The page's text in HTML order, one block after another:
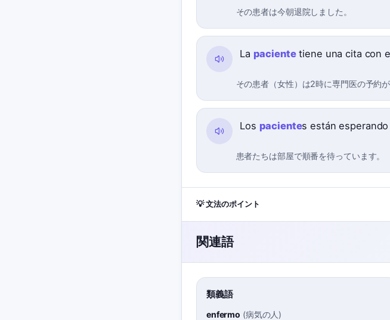
その患者は今朝退院しました。
La pacientetiene una cita con
その患者（女性）は2時に専門医の予約が
Los pacientes están
患者たちは部屋で順番を待っています。
💡 文法のポイント
関連語
類義語
enfermo (病気の人 )